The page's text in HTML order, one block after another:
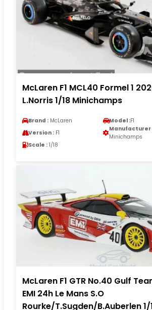
McLaren F1 MCL40 Formel 1
L.Norris 1/18 Minichamps
Brand : McLaren Model :F1
Version : F1
Manufacturer
Minichamps
Scale : 1/18
McLaren F1 GTR No.40 Gulf
EMI 24h Le Mans S.O
Rourke/T.Sugden/B.Auberlen 1/